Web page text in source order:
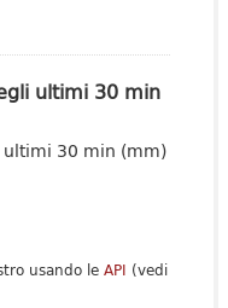
ultimi 30 min
30 min (mm)
usando le API (vedi